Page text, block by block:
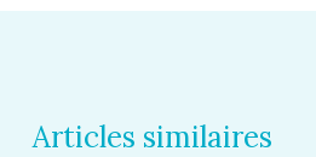
Articles similaires